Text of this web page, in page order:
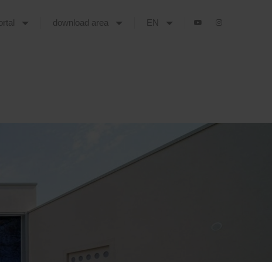
download area EN
OF ITALY TILE COMPETITION, INVIO PROGETTI ENTRO IL 5 GIUGNO